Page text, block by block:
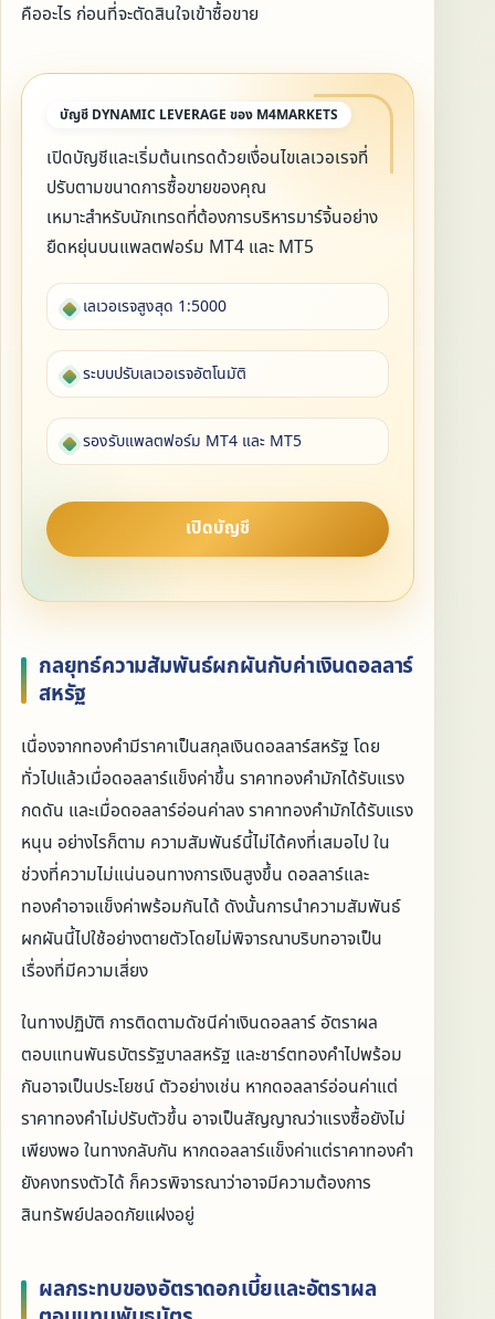
คืออะไร ก่อนที่จะตัดสินใจเข้าซื้อขาย
บัญชี DYNAMIC LEVERAGE ของ M4MARKETS
เปิดบัญชีและเริ่มต้นเทรดด้วยเงื่อนไขเลเวอเรจที่
ปรับตามขนาดการซื้อขายของคุณ
เหมาะสำหรับนักเทรดที่ต้องการบริหารมาร์จิ้นอย่าง
ยืดหยุ่นบนแพลตฟอร์ม MT4 และ MT5
เลเวอเรจสูงสุด 1:5000
ระบบปรับเลเวอเรจอัตโนมัติ
รองรับแพลตฟอร์ม MT4 และ MT5
เปิดบัญชี
กลยุทธ์ความสัมพันธ์ผกผันกับค่าเงินดอลลาร์
สหรัฐ
เนื่องจากทองคำมีราคาเป็นสกุลเงินดอลลาร์สหรัฐ โดย
ทั่วไปแล้วเมื่อดอลลาร์แข็งค่าขึ้น ราคาทองคำมักได้รับแรง
กดดัน และเมื่อดอลลาร์อ่อนค่าลง ราคาทองคำมักได้รับแรง
หนุน อย่างไรก็ตาม ความสัมพันธ์นี้ไม่ได้คงที่เสมอไป ใน
ช่วงที่ความไม่แน่นอนทางการเงินสูงขึ้น ดอลลาร์และ
ทองคำอาจแข็งค่าพร้อมกันได้ ดังนั้นการนำความสัมพันธ์
ผกผันนี้ไปใช้อย่างตายตัวโดยไม่พิจารณาบริบทอาจเป็น
เรื่องที่มีความเสี่ยง
ในทางปฏิบัติ การติดตามดัชนีค่าเงินดอลลาร์ อัตราผล
ตอบแทนพันธบัตรรัฐบาลสหรัฐ และชาร์ตทองคำไปพร้อม
กันอาจเป็นประโยชน์ ตัวอย่างเช่น หากดอลลาร์อ่อนค่าแต่
ราคาทองคำไม่ปรับตัวขึ้น อาจเป็นสัญญาณว่าแรงซื้อยังไม่
เพียงพอ ในทางกลับกัน หากดอลลาร์แข็งค่าแต่ราคาทองคำ
ยังคงทรงตัวได้ ก็ควรพิจารณาว่าอาจมีความต้องการ
สินทรัพย์ปลอดภัยแฝงอยู่
ผลกระทบของอัตราดอกเบี้ยและอัตราผล